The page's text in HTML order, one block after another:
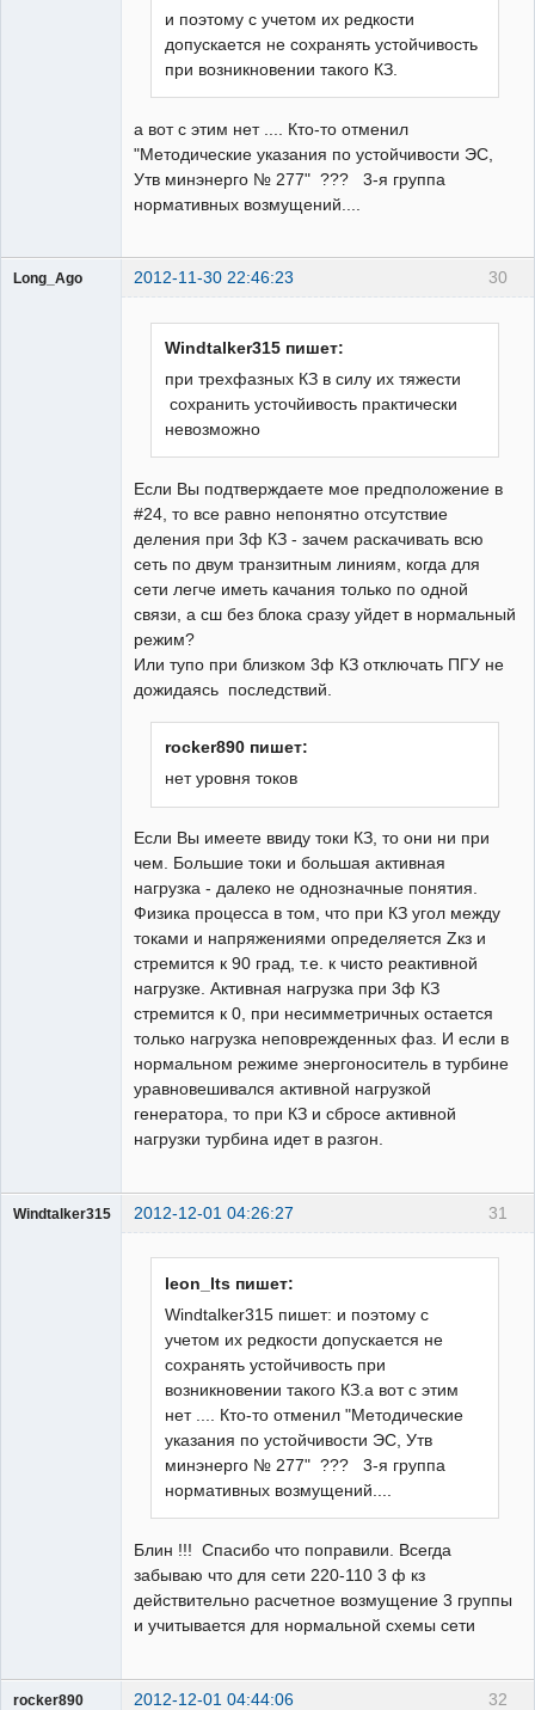
и поэтому с учетом их редкости
допускается не сохранять устойчивость
при возникновении такого КЗ.
а вот с этим нет .... Кто-то отменил
"Методические указания по устойчивости ЭС,
Утв минэнерго № 277" ??? 3-я группа
нормативных возмущений....
30
Long_Ago 2012-11-30 22:46:23
Windtalker315 пишет:
при трехфазных КЗ в силу их тяжести
сохранить усточйивость практически
невозможно
Если Вы подтверждаете мое предположение в
#24, то все равно непонятно отсутствие
деления при 3ф КЗ - зачем раскачивать всю
сеть по двум транзитным линиям, когда для
сети легче иметь качания только по одной
связи, а сш без блока сразу уйдет в нормальный
режим?
Или тупо при близком 3ф КЗ отключать ПГУ не
дожидаясь последствий.
rocker890 пишет:
нет уровня токов
Если Вы имеете ввиду токи КЗ, то они ни при
чем. Большие токи и большая активная
нагрузка - далеко не однозначные понятия.
Физика процесса в том, что при КЗ угол между
токами и напряжениями определяется Zкз и
стремится к 90 град, т.е. к чисто реактивной
нагрузке. Активная нагрузка при 3ф КЗ
стремится к 0, при несимметричных остается
только нагрузка неповрежденных фаз. И если в
нормальном режиме энергоноситель в турбине
уравновешивался активной нагрузкой
генератора, то при КЗ и сбросе активной
нагрузки турбина идет в разгон.
31
Windtalker315 2012-12-01 04:26:27
leon_lts пишет:
Windtalker315 пишет: и поэтому с
учетом их редкости допускается не
сохранять устойчивость при
возникновении такого КЗ.а вот с этим
нет .... Кто-то отменил "Методические
указания по устойчивости ЭС, Утв
минэнерго № 277" ??? 3-я группа
нормативных возмущений....
Блин !!! Спасибо что поправили. Всегда
забываю что для сети 220-110 3 ф кз
действительно расчетное возмущение 3 группы
и учитывается для нормальной схемы сети
32
rocker890 2012-12-01 04:44:06